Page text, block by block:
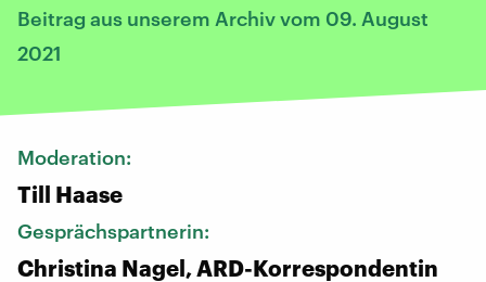
Beitrag aus unserem Archiv vom 09. August
2021
Moderation:
Till Haase
Gesprächspartnerin:
Christina Nagel, ARD-Korrespondentin